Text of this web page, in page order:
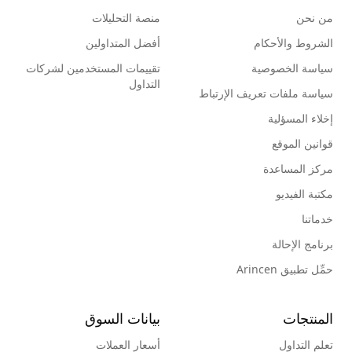
support, commitment, loyalty, and dedication
towards me all thanks to them am so
grateful to them and am very happy they
help me to grow financially all thanks to
Galaxy ethical tech Email;
galaxyethicaltech@mail.com Whatsapp;
من نحن
الشروط والأحكام
سياسة الخصوصية
سياسة ملفات تعريف الإرتباط
إخلاء المسؤلية
قوانين الموقع
مركز المساعدة
مكتبة الفيديو
خدماتنا
برنامج الإحالة
حمِّل تطبيق Arincen
منصة التحليلات
أفضل المتداولين
تقييمات المستخدمين لشركات
التداول
المنتجات
تعلم التداول
بيانات السوق
أسعار العملات